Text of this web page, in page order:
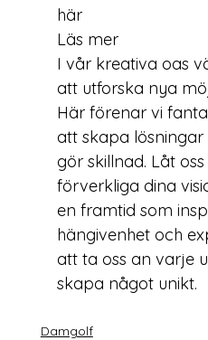
här
Läs mer
I vår kreativa oas
att utforska nya
Här förenar vi
att skapa
gör skillnad. Låt
förverkliga dina
en framtid som
hängivenhet och
att ta oss an varje
Damgolf